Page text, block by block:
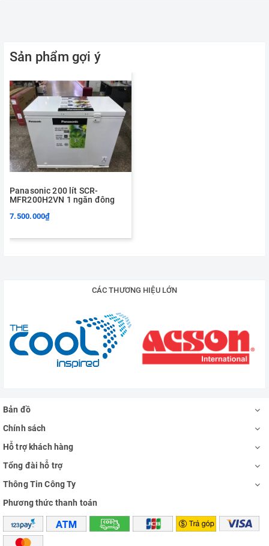
Sản phẩm gợi ý
Panasonic 200 lít SCR-
MFR200H2VN 1 ngăn đông
7.500.000₫
CÁC THƯƠNG HIỆU LỚN
Bản đồ
Chính sách
Hỗ trợ khách hàng
Tổng đài hỗ trợ
Thông Tin Công Ty
Phương thức thanh toán